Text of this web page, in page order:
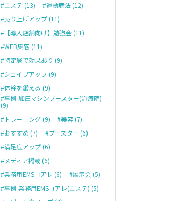
#エステ (13)
#運動療法 (12)
#売り上げアップ (11)
#【導入店舗向け】勉強会 (11)
#WEB集客 (11)
#特定層で効果あり (9)
#シェイプアップ (9)
#体幹を鍛える (9)
#事例-加圧マシンブースター(治療院)
(9)
#トレーニング (9)
#美容 (7)
#おすすめ (7)
#ブースター (6)
#満足度アップ (6)
#メディア掲載 (6)
#業務用EMSコアレ (6)
#展示会 (5)
#事例-業務用EMSコアレ(エステ) (5)